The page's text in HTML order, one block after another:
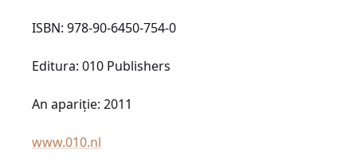
ISBN: 978-90-6450-754-0
Editura: 010 Publishers
An apariţie: 2011
www.010.nl